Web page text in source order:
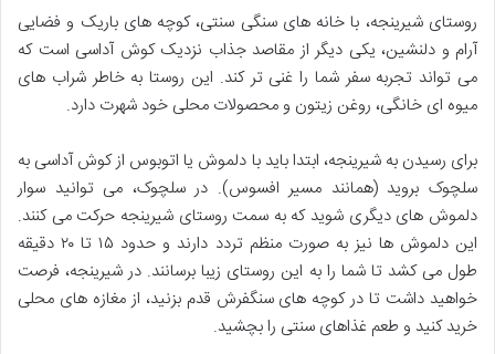
روستای شیرینجه، با خانه های سنگی سنتی، کوچه های باریک و فضایی
آرام و دلنشین، یکی دیگر از مقاصد جذاب نزدیک کوش آداسی است که
می تواند تجربه سفر شما را غنی تر کند. این روستا به خاطر شراب های
میوه ای خانگی، روغن زیتون و محصولات محلی خود شهرت دارد.
برای رسیدن به شیرینجه، ابتدا باید با دلموش یا اتوبوس از کوش آداسی به
سلچوک بروید (همانند مسیر افسوس). در سلچوک، می توانید سوار
دلموش های دیگری شوید که به سمت روستای شیرینجه حرکت می کنند.
این دلموش ها نیز به صورت منظم تردد دارند و حدود ۱۵ تا ۲۰ دقیقه
طول می کشد تا شما را به این روستای زیبا برسانند. در شیرینجه، فرصت
خواهید داشت تا در کوچه های سنگفرش قدم بزنید، از مغازه های محلی
خرید کنید و طعم غذاهای سنتی را بچشید.